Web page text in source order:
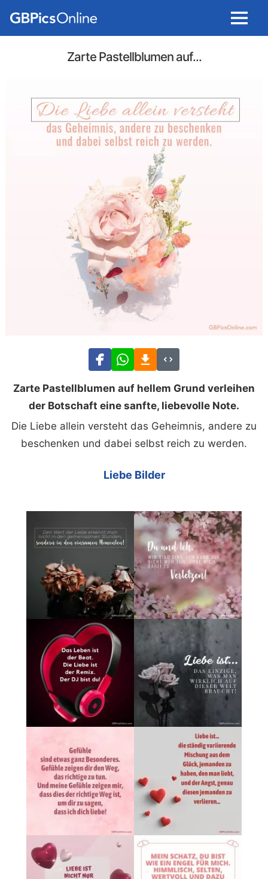
Menu
Zarte Pastellblumen auf...
Zarte Pastellblumen auf hellem Grund verleihen
der Botschaft eine sanfte, liebevolle Note.
Die Liebe allein versteht das Geheimnis, andere zu
beschenken und dabei selbst reich zu werden.
Liebe Bilder